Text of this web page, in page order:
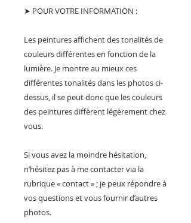
➤ POUR VOTRE INFORMATION :
Les peintures affichent des tonalités de
couleurs différentes en fonction de la
lumière. Je montre au mieux ces
différentes tonalités dans les photos ci-
dessus, il se peut donc que les couleurs
des peintures diffèrent légèrement chez
vous.
Si vous avez la moindre hésitation,
n’hésitez pas à me contacter via la
rubrique « contact » ; je peux répondre à
vos questions et vous fournir d’autres
photos.